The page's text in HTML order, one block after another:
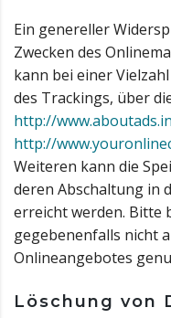
Ein genereller
Zwecken des
kann bei einer
des Trackings, über
http://
http://
Weiteren kann die
deren Abschaltung in
erreicht werden. Bitte
gegebenenfalls nicht
Onlineangebotes
Löschung von